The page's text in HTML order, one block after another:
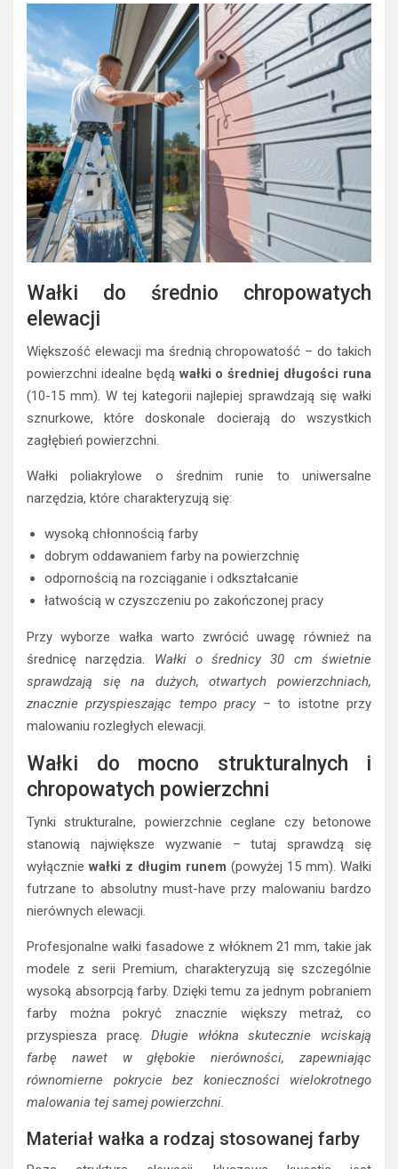
Wałki do średnio chropowatych
elewacji
Większość elewacji ma średnią chropowatość – do takich
powierzchni idealne będąwałki o średniej długości runa
(10-15 mm). W tej kategorii najlepiej sprawdzają się wałki
sznurkowe, które doskonale docierają do wszystkich
zagłębień powierzchni.
Wałki poliakrylowe o średnim runie to uniwersalne
narzędzia, które charakteryzują się:
wysoką chłonnością farby
dobrym oddawaniem farby na powierzchnię
odpornością na rozciąganie i odkształcanie
łatwością w czyszczeniu po zakończonej pracy
Przy wyborze wałka warto zwrócić uwagę również na
średnicę narzędzia. Wałki o średnicy 30 cm świetnie
sprawdzają się na dużych, otwartych powierzchniach,
znacznie przyspieszając tempo pracy– to istotne przy
malowaniu rozległych elewacji.
Wałki do mocno strukturalnych i
chropowatych powierzchni
Tynki strukturalne, powierzchnie ceglane czy betonowe
stanowią największe wyzwanie – tutaj sprawdzą się
wyłączniewałki z długim runem (powyżej 15 mm). Wałki
futrzane to absolutny must-have przy malowaniu bardzo
nierównych elewacji.
Profesjonalne wałki fasadowe z włóknem 21 mm, takie jak
modele z serii Premium, charakteryzują się szczególnie
wysoką absorpcją farby. Dzięki temu za jednym pobraniem
farby można pokryć znacznie większy metraż, co
przyspiesza pracę.Długie włókna skutecznie wciskają
farbę nawet w głębokie nierówności, zapewniając
równomierne pokrycie bez konieczności wielokrotnego
malowania tej samej powierzchni.
Materiał wałka a rodzaj stosowanej farby